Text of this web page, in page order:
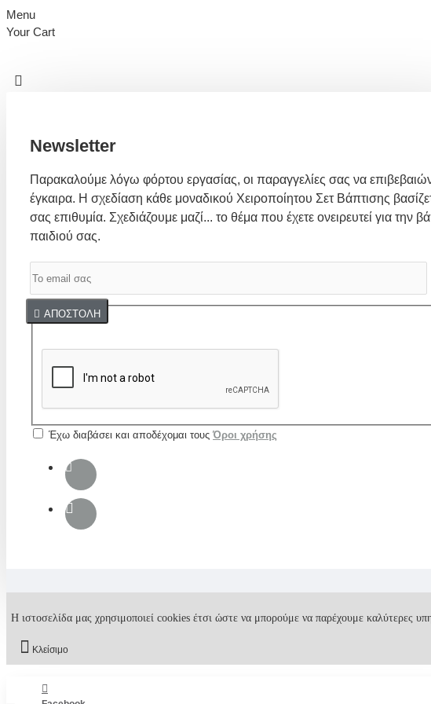
Menu
Your Cart
Newsletter
Παρακαλούμε λόγω φόρτου εργασίας, οι παραγγελίες σας να
έγκαιρα. Η σχεδίαση κάθε μοναδικού Χειροποίητου Σετ Βάπτισης
σας επιθυμία. Σχεδιάζουμε μαζί... το θέμα που έχετε ονειρευτεί για την
παιδιού σας.
ΑΠΟΣΤΟΛΉ
Captcha
Έχω διαβάσει και αποδέχομαι τους Όροι χρήσης
Η ιστοσελίδα μας χρησιμοποιεί cookies έτσι ώστε να μπορούμε να παρέχουμε καλύτερες
Κλείσιμο